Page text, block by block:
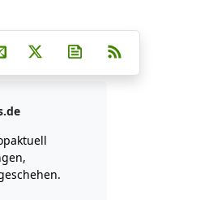
auf Facebook
Teilen auf Whatsapp
Teilen auf Telegram
auf Pinterest
Per E-Mail teilen
Post auf XNewsletter